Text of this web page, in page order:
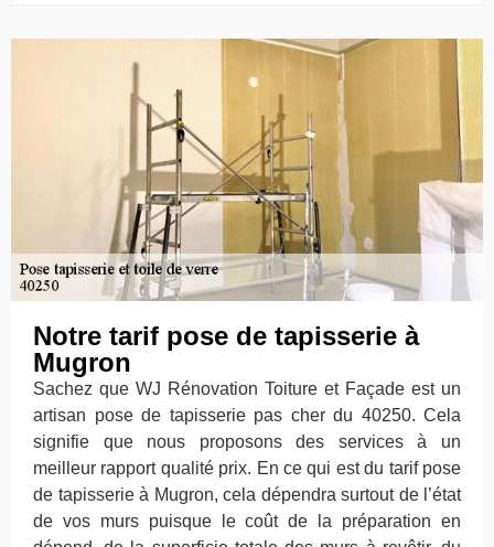
Notre tarif pose de tapisserie à
Mugron
Sachez que WJ Rénovation Toiture et Façade est un
artisan pose de tapisserie pas cher du 40250. Cela
signifie que nous proposons des services à un
meilleur rapport qualité prix. En ce qui est du tarif pose
de tapisserie à Mugron, cela dépendra surtout de l’état
de vos murs puisque le coût de la préparation en